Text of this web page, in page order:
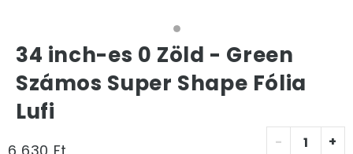
34 inch-es 0 Zöld - Green
Számos Super Shape Fólia
Lufi
- +